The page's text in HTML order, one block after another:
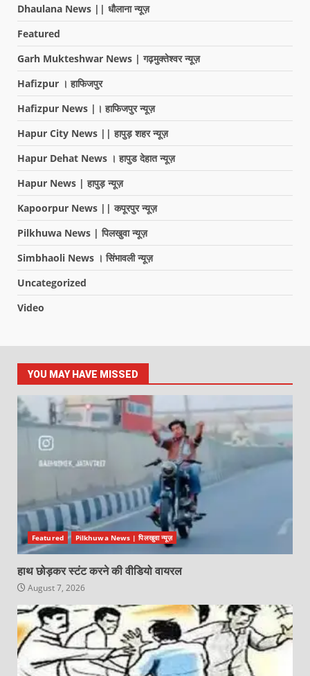
Dhaulana News || धौलाना न्यूज़
Featured
Garh Mukteshwar News | गढ़मुक्तेश्वर न्यूज़
Hafizpur । हाफिजपुर
Hafizpur News |। हाफिजपुर न्यूज़
Hapur City News || हापुड़ शहर न्यूज़
Hapur Dehat News । हापुड देहात न्यूज़
Hapur News | हापुड़ न्यूज़
Kapoorpur News || कपूरपुर न्यूज़
Pilkhuwa News | पिलखुवा न्यूज़
Simbhaoli News । सिंभावली न्यूज़
Uncategorized
Video
YOU MAY HAVE MISSED
Featured Pilkhuwa News | पिलखुवा न्यूज़
हाथ छोड़कर स्टंट करने की वीडियो वायरल
August 7, 2026